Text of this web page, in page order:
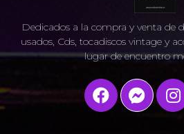
Dedicados a la compra y venta de
usados, Cds, tocadiscos vintage y
lugar de encuentro